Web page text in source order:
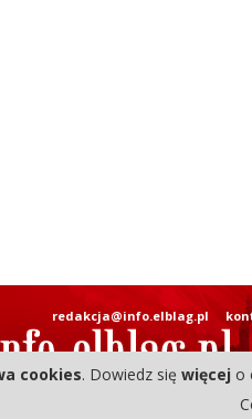
redakcja@info.elblag.pl
cookies. Dowiedz się więcej o